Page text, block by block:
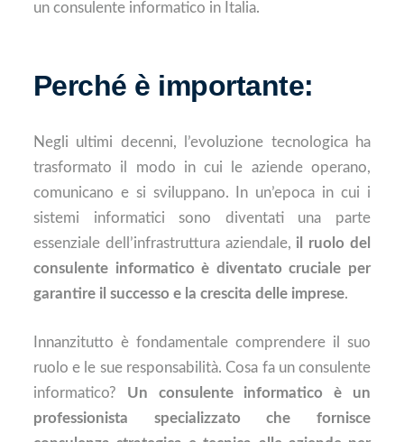
un consulente informatico in Italia.
Perché è importante:
Negli ultimi decenni, l’evoluzione tecnologica ha
trasformato il modo in cui le aziende operano,
comunicano e si sviluppano. In un’epoca in cui i
sistemi informatici sono diventati una parte
essenziale dell’infrastruttura aziendale, il ruolo del
consulente informatico è diventato cruciale per
garantire il successo e la crescita delle imprese.
Innanzitutto è fondamentale comprendere il suo
ruolo e le sue responsabilità. Cosa fa un consulente
informatico? Un consulente informatico è un
professionista specializzato che fornisce